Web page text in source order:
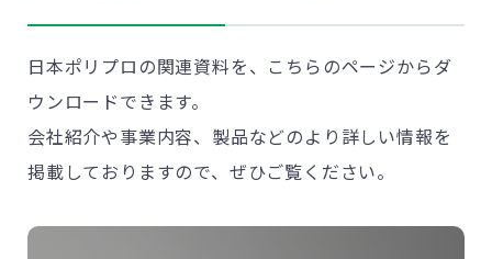
日本ポリプロの関連資料を、こちらのページからダ
ウンロードできます。
会社紹介や事業内容、製品などのより詳しい情報を
掲載しておりますので、ぜひご覧ください。